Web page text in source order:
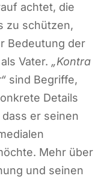
achtet, die
zu schützen,
Bedeutung der
Vater. „Kontra
sind Begriffe,
Details
er seinen
Mehr über
und seinen